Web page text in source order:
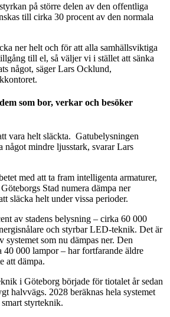
på större delen av den offentliga
till cirka 30 procent av den normala
ner helt och för att alla samhällsviktiga
till el, så väljer vi i stället att sänka
något, säger Lars Ocklund,
som bor, verkar och besöker
vara helt släckta. Gatubelysningen
något mindre ljusstark, svarar Lars
med att ta fram intelligenta armaturer,
Stad numera dämpa ner
släcka helt under vissa perioder.
av stadens belysning – cirka 60 000
och styrbar LED-teknik. Det är
systemet som nu dämpas ner. Den
40 000 lampor – har fortfarande äldre
att dämpa.
i Göteborg började för tiotalet år sedan
halvvägs. 2028 beräknas hela systemet
styrteknik.